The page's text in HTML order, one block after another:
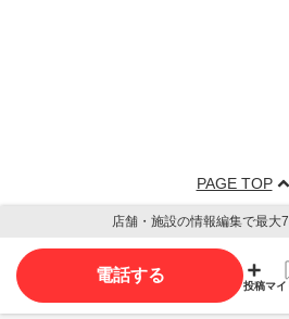
PAGE TOP
店舗・施設の情報編集で最大
電話する
投稿マイ